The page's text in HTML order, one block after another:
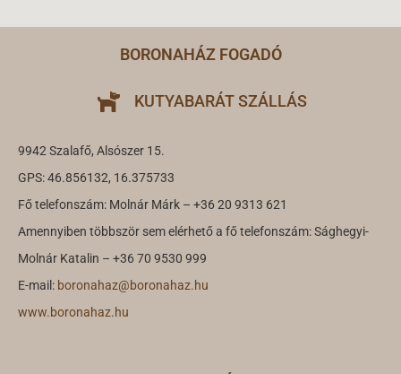
BORONAHÁZ FOGADÓ
KUTYABARÁT SZÁLLÁS
9942 Szalafő, Alsószer 15.
GPS: 46.856132, 16.375733
Fő telefonszám: Molnár Márk – +36 20 9313 621
Amennyiben többször sem elérhető a fő telefonszám: Sághegyi-
Molnár Katalin – +36 70 9530 999
E-mail: boronahaz@boronahaz.hu
www.boronahaz.hu